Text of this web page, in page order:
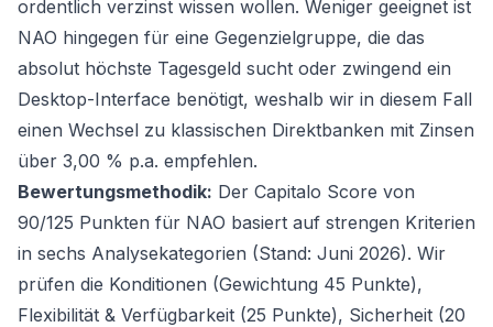
ordentlich verzinst wissen wollen. Weniger geeignet ist
NAO hingegen für eine Gegenzielgruppe, die das
absolut höchste Tagesgeld sucht oder zwingend ein
Desktop-Interface benötigt, weshalb wir in diesem Fall
einen Wechsel zu klassischen Direktbanken mit Zinsen
über 3,00 % p.a. empfehlen.
Bewertungsmethodik: Der Capitalo Score von
90/125 Punkten für NAO basiert auf strengen Kriterien
in sechs Analysekategorien (Stand: Juni 2026). Wir
prüfen die Konditionen (Gewichtung 45 Punkte),
Flexibilität & Verfügbarkeit (25 Punkte), Sicherheit (20